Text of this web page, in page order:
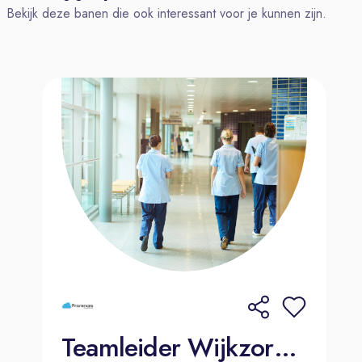
Als gebiedsmanager geef je richting
Je draagt de integrale
verantwoordelijkheid voor jouw
locaties. Dat betekent dat je zorgt
voor een passende personele
bezetting binnen de vastgestelde
begroting, uitvoering geeft aan het
personeelsbeleid en aandacht hebt
voor ontwikkeling, functioneren en
verzuim. Je creëert een veilige en
goed georganiseerde werkomgeving,
waarin facilitaire zaken, veiligheid en
duidelijke overlegstructuren goed zijn
Bekijk deze banen die ook interessant voor je kunnen zijn.
Teamleider Wijkzorg | Den Haag | 32 uur